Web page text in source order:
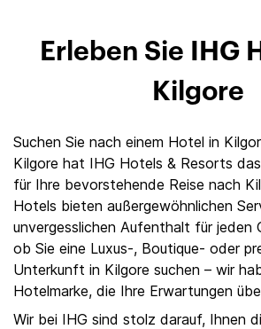
Erleben Sie IHG
Kilgore
Suchen Sie nach einem Hotel in
Kilgore hat IHG Hotels & Resorts
für Ihre bevorstehende Reise nach
Hotels bieten außergewöhnlichen
unvergesslichen Aufenthalt für jeden
ob Sie eine Luxus-, Boutique- oder
Unterkunft in Kilgore suchen – wir
Hotelmarke, die Ihre Erwartungen
Wir bei IHG sind stolz darauf, Ihnen